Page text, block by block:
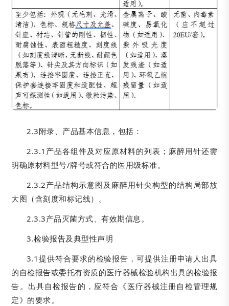
2.3附录、产品基本信息，包括：
2.3.1产品各组件及对应原材料的列表；麻醉用针还需
明确原材料型号/牌号或符合的医用级标准。
2.3.2产品结构示意图及麻醉用针尖构型的结构局部放
大图（含刻度和标记线）。
2.3.3产品灭菌方式、有效期信息。
3.检验报告及典型性声明
3.1提供符合要求的检验报告，可提供注册申请人出具
的自检报告或委托有资质的医疗器械检验机构出具的检验报
告。出具自检报告的，应符合《医疗器械注册自检管理规
定》的要求。